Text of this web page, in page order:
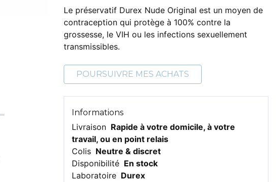
Le préservatif Durex Nude Original est un moyen de
contraception qui protège à 100% contre la
grossesse, le VIH ou les infections sexuellement
transmissibles.
POURSUIVRE MES ACHATS
Informations
Livraison Rapide à votre domicile, à votre
travail, ou en point relais
Colis Neutre & discret
Disponibilité En stock
Laboratoire Durex